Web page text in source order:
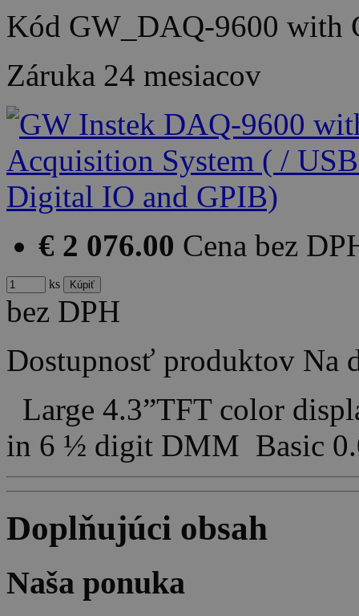
Kód GW_DAQ-9600 with
Záruka 24 mesiacov
€ 2 076.00 Cena bez
ks
bez DPH
Dostupnosť produktov Na
Large 4.3”TFT color
in 6 ½ digit DMM Basic
Doplňujúci obsah
Naša ponuka